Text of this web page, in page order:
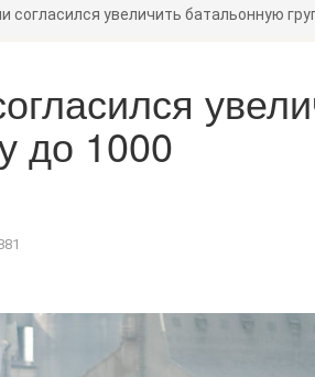
согласился увеличить батальонную
до 1000